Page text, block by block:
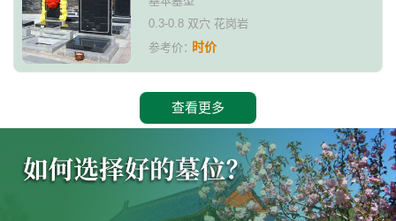
0.3-0.8 双穴 花岗岩
参考价：时价
查看更多